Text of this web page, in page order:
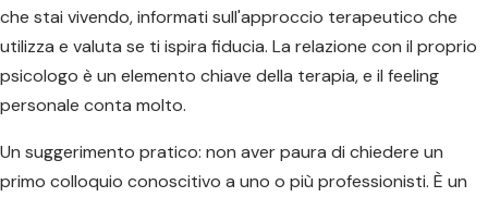
che stai vivendo, informati sull'approccio terapeutico che
utilizza e valuta se ti ispira fiducia. La relazione con il proprio
psicologo è un elemento chiave della terapia, e il feeling
personale conta molto.
Un suggerimento pratico: non aver paura di chiedere un
primo colloquio conoscitivo a uno o più professionisti. È un